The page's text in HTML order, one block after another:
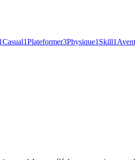
Casual1Plateformer3Physique1 Skill1